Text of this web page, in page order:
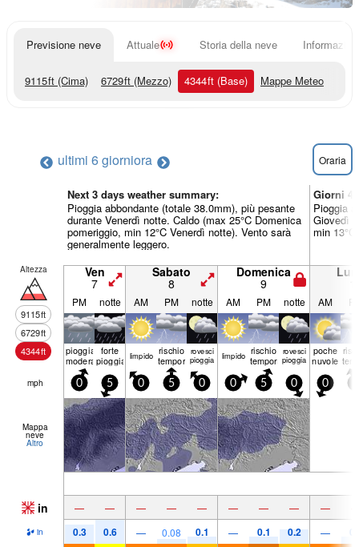
Previsione neve Attuale Storia della neve
9115ft (Cima) 6729ft (Mezzo) 4344ft (Base) Mappe Meteo
ultimi 6 giorniora Oraria
Next 3 days weather summary:
Pioggia abbondante (totale 38.0mm), più pesante
durante Venerdì notte. Caldo (max 25°C Domenica
pomeriggio, min 12°C Venerdì notte). Vento sarà
generalmente leggero.
Giorni
Pioggia
Giovedì
min
Altezza
9115ft
6729ft
4344ft
Ven
7
Sabato
8
Domenica
9
PM notte AM PM notte AM PM notte AM
pioggia
moderata
forte
pioggia limp­ido rischio
temporale
rovesci
pioggia limp­ido rischio
temporale
rovesci
pioggia
poche
nuvole
mph 0 5 0 5 0 0 5 0 0
Mappa
neve
Altro
in — — — — — — — — —
in 0.3 0.6 — 0.08 0.1 — 0.1 0.2 —